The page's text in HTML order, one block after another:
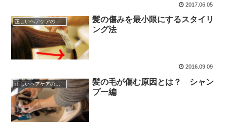
2017.06.05
正しいヘアケアの仕方
髪の傷みを最小限にするスタイリ
ング法
2016.09.09
正しいヘアケアの仕方
髪の毛が傷む原因とは？ シャン
プー編